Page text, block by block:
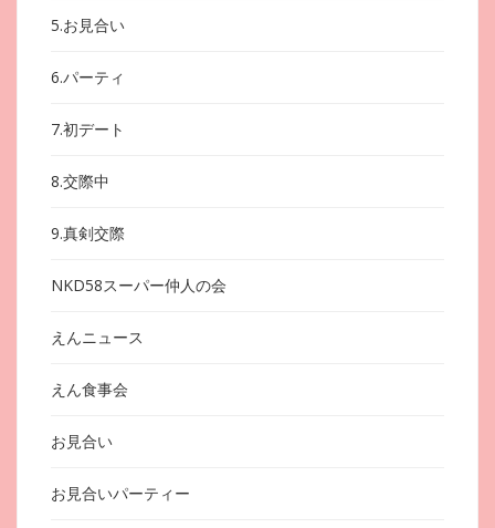
5.お見合い
6.パーティ
7.初デート
8.交際中
9.真剣交際
NKD58スーパー仲人の会
えんニュース
えん食事会
お見合い
お見合いパーティー